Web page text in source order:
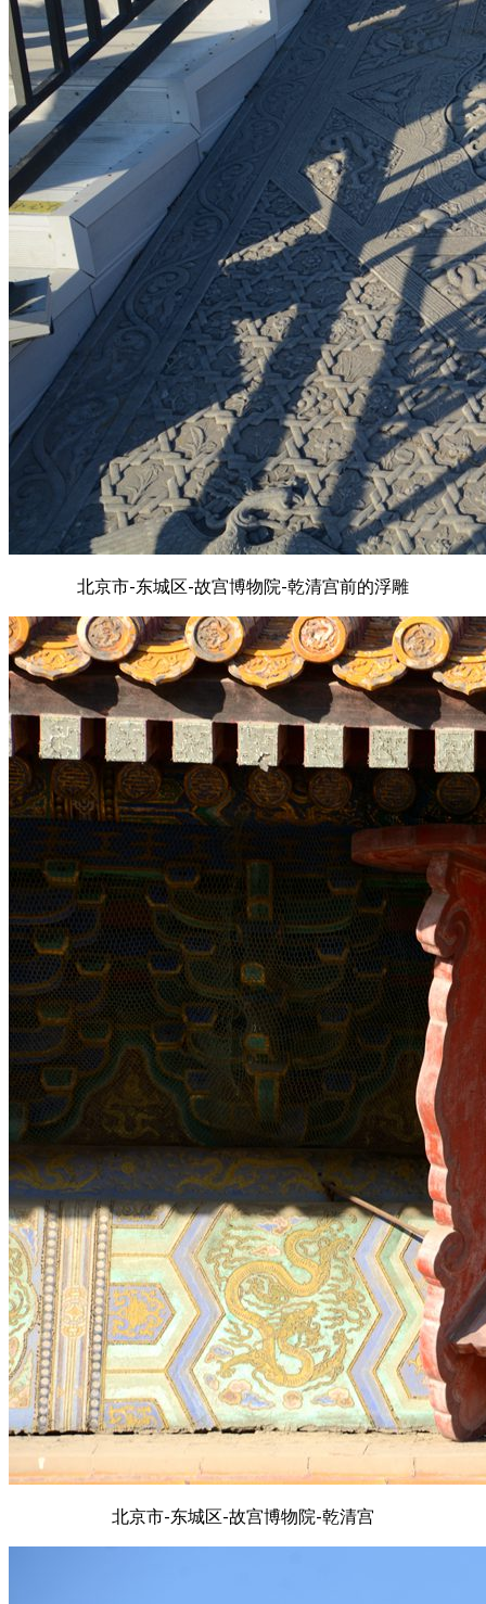
北京市-东城区-故宫博物院-乾清宫前的浮雕
北京市-东城区-故宫博物院-乾清宫